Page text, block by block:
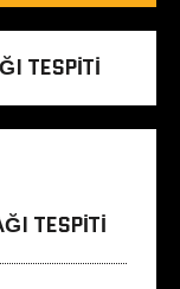
TESPITI
TESPITI